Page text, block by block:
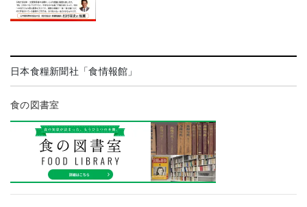
日本食糧新聞社「食情報館」
食の図書室